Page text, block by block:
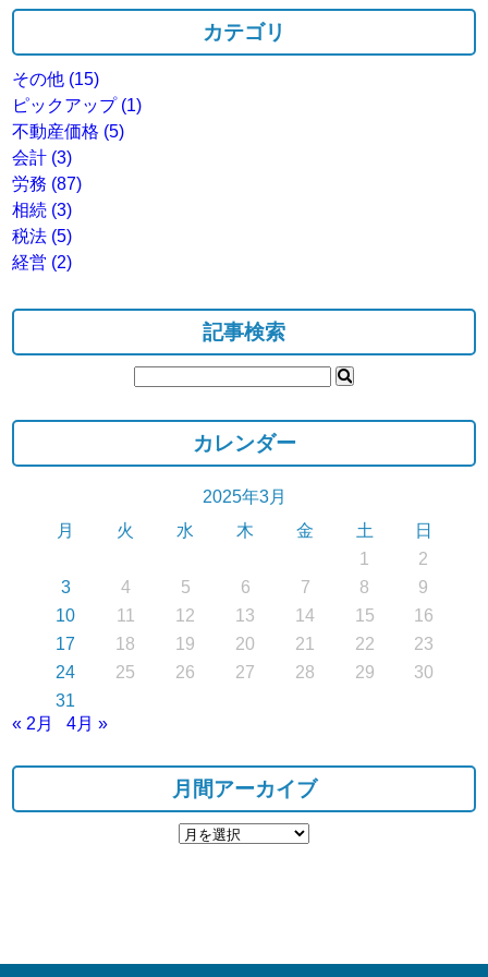
カテゴリ
その他 (15)
ピックアップ (1)
不動産価格 (5)
会計 (3)
労務 (87)
相続 (3)
税法 (5)
経営 (2)
記事検索
カレンダー
2025年3月
月
火 水 木 金 土
日
1
2
3
4 5 6 7 8
9
10
11 12 13 14 15
16
17
18 19 20 21 22
23
24
25 26 27 28 29
30
31
« 2月
4月 »
月間アーカイブ